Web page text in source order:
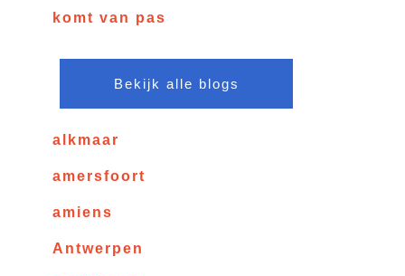
komt van pas
Bekijk alle blogs
alkmaar
amersfoort
amiens
Antwerpen